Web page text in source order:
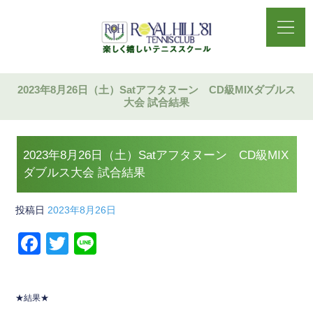
2023年8月26日（土）Satアフタヌーン CD級MIXダブルス
大会 試合結果
2023年8月26日（土）Satアフタヌーン CD級MIX
ダブルス大会 試合結果
投稿日 2023年8月26日
F
c
T
★結果★